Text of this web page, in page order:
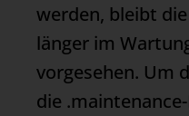
werden, bleibt
länger im
vorgesehen. Um
die